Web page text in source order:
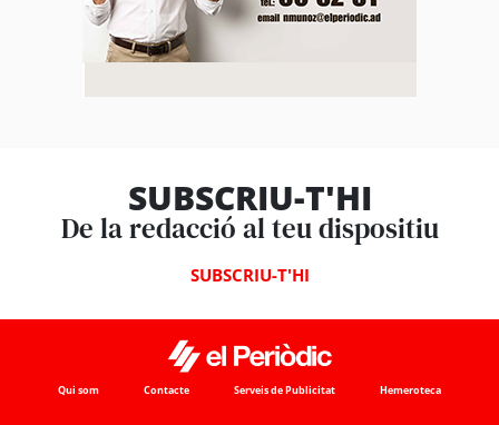
SUBSCRIU-T'HI
De la redacció al teu dispositiu
SUBSCRIU-T'HI
Qui som Contacte Serveis de Publicitat Hemeroteca